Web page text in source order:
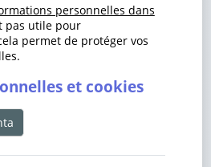
personnelles dans
pas utile pour
permet de protéger vos
et cookies